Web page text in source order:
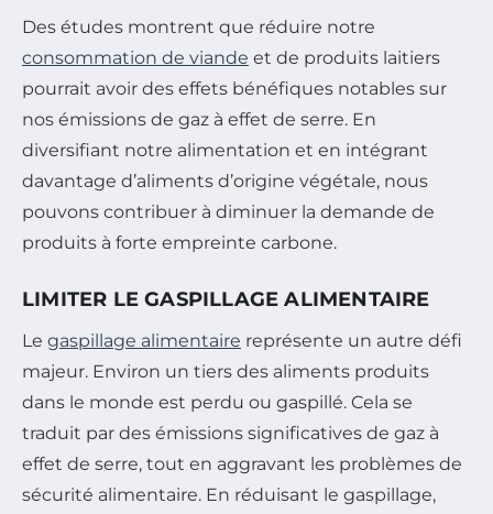
Des études montrent que réduire notre
consommation de viande et de produits laitiers
pourrait avoir des effets bénéfiques notables sur
nos émissions de gaz à effet de serre. En
diversifiant notre alimentation et en intégrant
davantage d’aliments d’origine végétale, nous
pouvons contribuer à diminuer la demande de
produits à forte empreinte carbone.
LIMITER LE GASPILLAGE ALIMENTAIRE
Le gaspillage alimentaire représente un autre défi
majeur. Environ un tiers des aliments produits
dans le monde est perdu ou gaspillé. Cela se
traduit par des émissions significatives de gaz à
effet de serre, tout en aggravant les problèmes de
sécurité alimentaire. En réduisant le gaspillage,